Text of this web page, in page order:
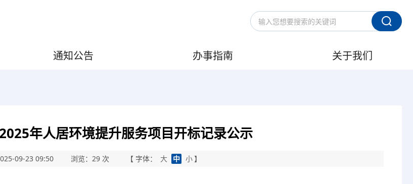
通知公告 办事指南 关于我们
2025年人居环境提升服务项目开标记录公示
09-23 09:50 浏览： 29 次 【 字体： 大 中 小】